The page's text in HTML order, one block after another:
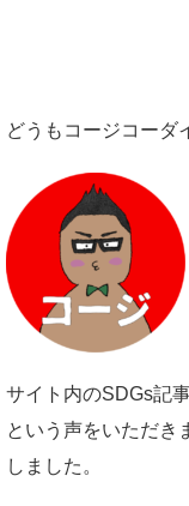
どうもコージコーダ
サイト内のSDGs記
という声をいただき
しました。